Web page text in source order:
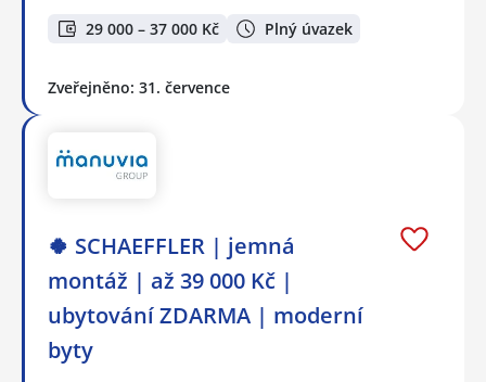
29 000 – 37 000 Kč Plný úvazek
Zveřejněno: 31. července
🍀 SCHAEFFLER | jemná
montáž | až 39 000 Kč |
ubytování ZDARMA | moderní
byty